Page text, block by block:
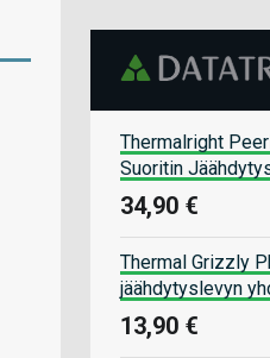
Thermalright
Suoritin
34,90 €
Thermal Grizzly
jäähdytyslevyn
13,90 €